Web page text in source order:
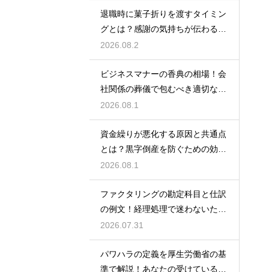
退職時に菓子折りを渡すタイミン
グとは？感謝の気持ちが伝わる正
しいマナー
2026.08.2
ビジネスマナーの香典の相場！会
社関係の葬儀で包むべき適切な金
額の目安
2026.08.1
資金繰りが悪化する原因と共通点
とは？黒字倒産を防ぐための効果
的な対策
2026.08.1
ファクタリングの勘定科目と仕訳
の例文！経理処理で迷わないため
の知識
2026.07.31
パワハラの定義を厚生労働省の基
準で解説！あなたの受けている行